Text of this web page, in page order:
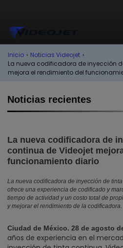
Inicio › Noticias Videojet ›
La nueva codificadora de inyección
mejora el rendimiento del
Noticias recientes
La nueva codificadora de
continua de Videojet
funcionamiento diario
La nueva codificadora de inyección de
ofrece una experiencia de codificado y
tiempo de actividad y un costo total de
y mejorar el rendimiento de la codificadora.
Ciudad de México. 28 de agosto
años de experiencia en el